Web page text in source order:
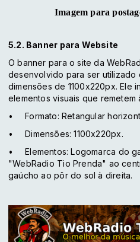
Imagem para
5.2. Banner para Website
O banner para o site da
desenvolvido para ser utilizado
dimensões de 1100x220px. Ele
elementos visuais que remetem
•
Formato: Retangular
•
Dimensões: 1100x220px.
•
Elementos: Logomarca do
"WebRadio Tio Prenda" ao
gaúcho ao pôr do sol à direita.